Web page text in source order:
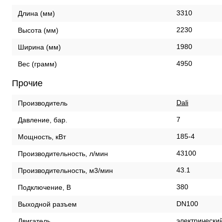
Длина (мм) 3310
Высота (мм) 2230
Ширина (мм) 1980
Вес (грамм) 4950
Прочие
Производитель Dali
Давление, бар. 7
Мощность, кВт 185-4
Производительность, л/мин 43100
Производительность, м3/мин 43.1
Подключение, В 380
Выходной разъем DN100